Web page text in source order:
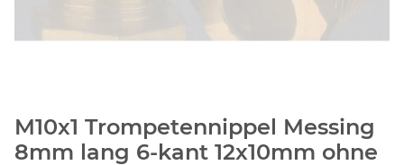
M10x1 Trompetennippel Messing
8mm lang 6-kant 12x10mm ohne